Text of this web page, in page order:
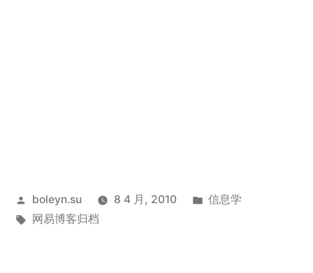
发
布
boleyn.su 8 4 月, 2010
发
信息学
标
网易博客归档